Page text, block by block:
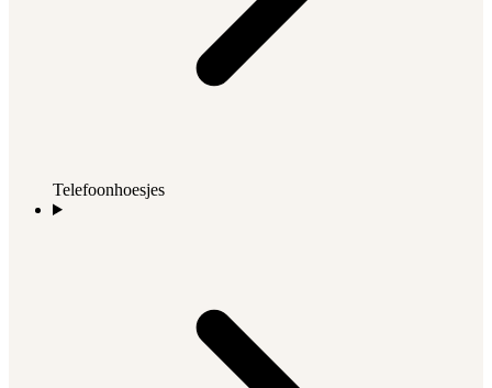
Telefoonhoesjes